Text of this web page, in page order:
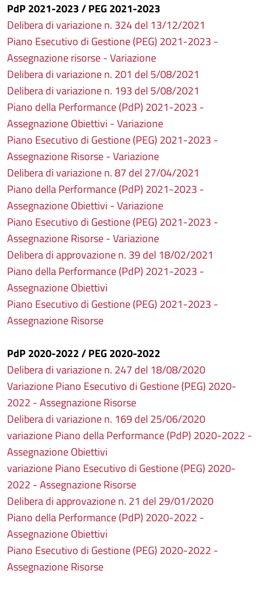
PdP 2021-2023 / PEG 2021-2023
Delibera di variazione n. 324 del 13/12/2021
Piano Esecutivo di Gestione (PEG) 2021-2023 -
Assegnazione risorse - Variazione
Delibera di variazione n. 201 del 5/08/2021
Delibera di variazione n. 193 del 5/08/2021
Piano della Performance (PdP) 2021-2023 -
Assegnazione Obiettivi - Variazione
Piano Esecutivo di Gestione (PEG) 2021-2023 -
Assegnazione Risorse - Variazione
Delibera di variazione n. 87 del 27/04/2021
Piano della Performance (PdP) 2021-2023 -
Assegnazione Obiettivi - Variazione
Piano Esecutivo di Gestione (PEG) 2021-2023 -
Assegnazione Risorse - Variazione
Delibera di approvazione n. 39 del 18/02/2021
Piano della Performance (PdP) 2021-2023 -
Assegnazione Obiettivi
Piano Esecutivo di Gestione (PEG) 2021-2023 -
Assegnazione Risorse
PdP 2020-2022 / PEG 2020-2022
Delibera di variazione n. 247 del 18/08/2020
Variazione Piano Esecutivo di Gestione (PEG) 2020-
2022 - Assegnazione Risorse
Delibera di variazione n. 169 del 25/06/2020
variazione Piano della Performance (PdP) 2020-2022 -
Assegnazione Obiettivi
variazione Piano Esecutivo di Gestione (PEG) 2020-
2022 - Assegnazione Risorse
Delibera di approvazione n. 21 del 29/01/2020
Piano della Performance (PdP) 2020-2022 -
Assegnazione Obiettivi
Piano Esecutivo di Gestione (PEG) 2020-2022 -
Assegnazione Risorse